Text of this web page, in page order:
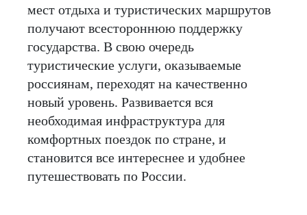
мест отдыха и туристических маршрутов
получают всестороннюю поддержку
государства. В свою очередь
туристические услуги, оказываемые
россиянам, переходят на качественно
новый уровень. Развивается вся
необходимая инфраструктура для
комфортных поездок по стране, и
становится все интереснее и удобнее
путешествовать по России.